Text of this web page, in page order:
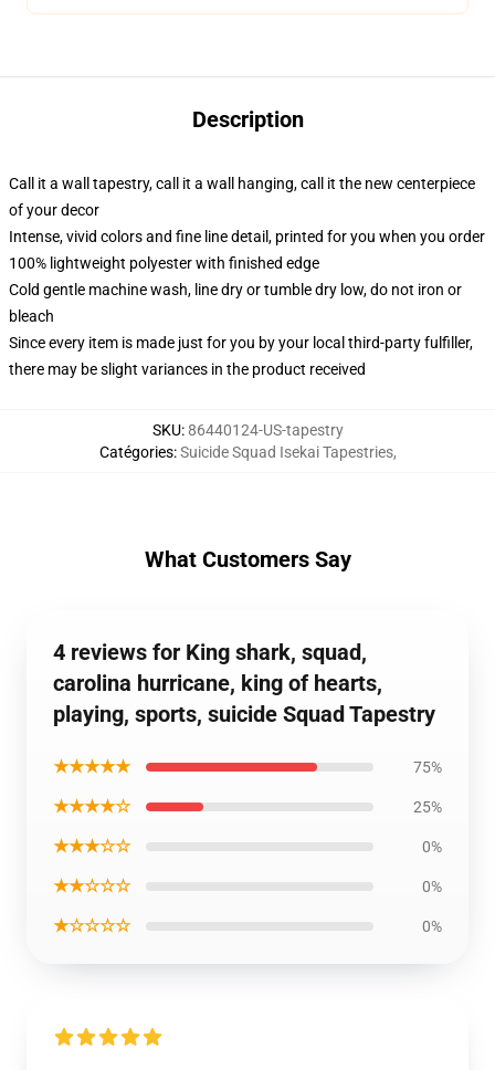
Description
Call it a wall tapestry, call it a wall hanging, call it the new centerpiece
of your decor
Intense, vivid colors and fine line detail, printed for you when you order
100% lightweight polyester with finished edge
Cold gentle machine wash, line dry or tumble dry low, do not iron or
bleach
Since every item is made just for you by your local third-party fulfiller,
there may be slight variances in the product received
SKU:86440124-US-tapestry
Catégories:Suicide Squad Isekai Tapestries,
What Customers Say
4 reviews for King shark, squad,
carolina hurricane, king of hearts,
playing, sports, suicide Squad Tapestry
★★★★★ 75%
★★★★☆ 25%
★★★☆☆ 0%
★★☆☆☆ 0%
★☆☆☆☆ 0%